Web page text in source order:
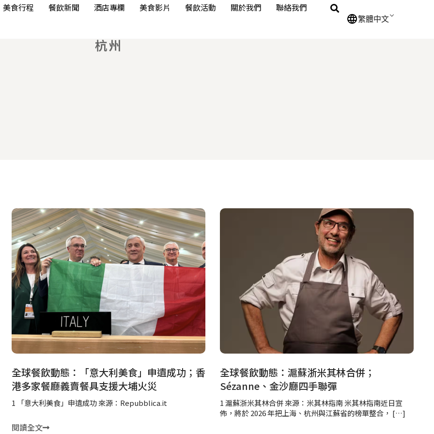
美食行程 餐飲新聞 酒店專欄 美食影片 餐飲活動 關於我們 聯絡我們
繁體中文
杭州
全球餐飲動態：「意大利美食」申遺成功；香
港多家餐廳義賣餐具支援大埔火災
1 「意大利美食」申遺成功 來源：Repubblica.it
閱讀全文
全球餐飲動態：滬蘇浙米其林合併；
Sézanne、金沙廳四手聯彈
1 滬蘇浙米其林合併 來源：米其林指南 米其林指南近日宣
佈，將於 2026 年把上海、杭州與江蘇省的榜單整合， […]